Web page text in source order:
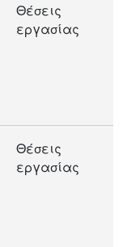
Θέσεις
εργασίας
Θέσεις
εργασίας